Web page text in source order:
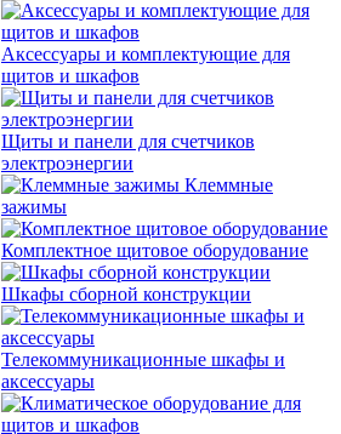
Аксессуары и комплектующие для
щитов и шкафов
Щиты и панели для счетчиков
электроэнергии
Клеммные
зажимы
Комплектное щитовое оборудование
Шкафы сборной конструкции
Телекоммуникационные шкафы и
аксессуары